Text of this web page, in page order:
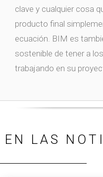
clave y cualquier cosa
producto final
ecuación. BIM es
sostenible de tener a
trabajando en su
EN LAS